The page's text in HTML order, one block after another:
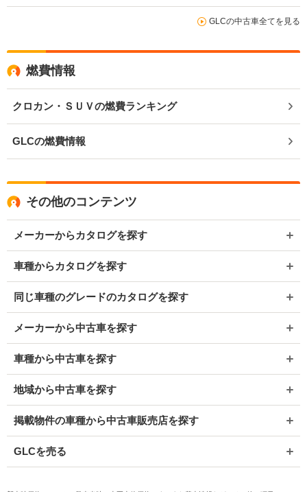
GLCの中古車全てを見る
燃費情報
クロカン・ＳＵＶの燃費ランキング
GLCの燃費情報
その他のコンテンツ
メーカーからカタログを探す
車種からカタログを探す
同じ車種のグレードのカタログを探す
メーカーから中古車を探す
車種から中古車を探す
地域から中古車を探す
掲載物件の車種から中古車販売店を探す
GLCを売る